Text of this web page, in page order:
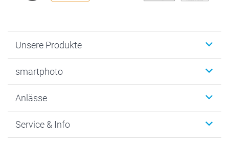
Unsere Produkte
Fotogeschenke
MyNameBook
Fotoabzüge, Fotos als Buch & Poster
smartphoto
Warum smartphoto
Datenschutz
Anlässe
Neujahr
Service & Info